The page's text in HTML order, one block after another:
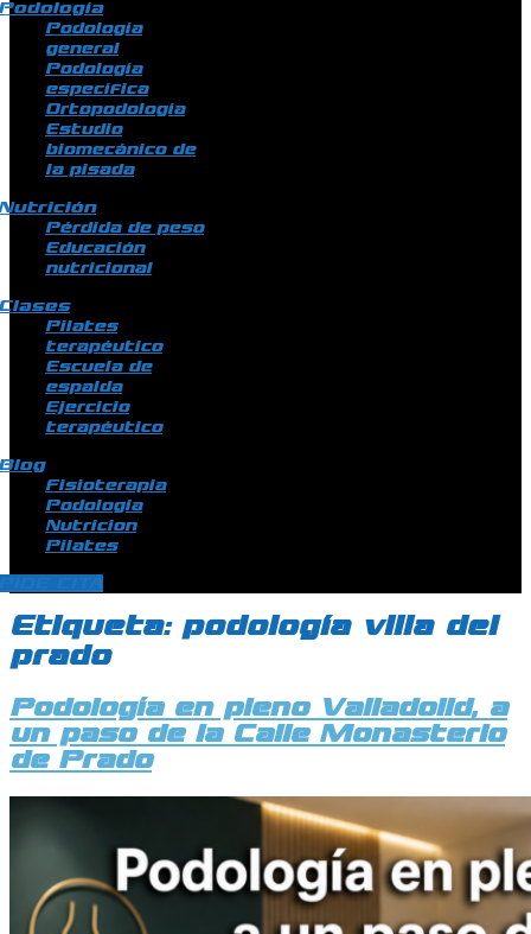
Podología
general
Podología
específica
Ortopodología
Estudio
biomecánico de
la pisada
Pérdida de peso
Educación
nutricional
Pilates
terapéutico
Escuela de
espalda
Ejercicio
terapéutico
Fisioterapia
Podologia
Nutricion
Pilates
Etiqueta: podología villa del
prado
Podología en pleno Valladolid, a
un paso de la Calle Monasterio
de Prado